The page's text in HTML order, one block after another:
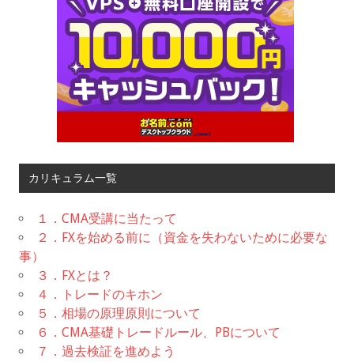
カリキュラム一覧
１．CMA受講に当たって
２．FXを始める前に（資金を失わないために必要な
事）
３．FXとは？
４．トレードのキホン
５．相場の原理原則について
６．CMA基礎トレードルール、PBについて
７．過去検証を進めよう